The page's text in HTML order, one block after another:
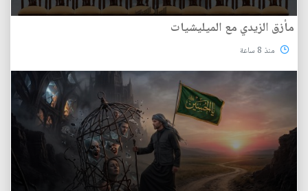
مأزق الزيدي مع الميليشيات
منذ 8 ساعة